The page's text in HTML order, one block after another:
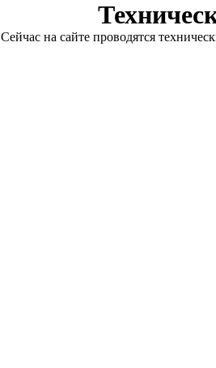
Сейчас на сайте проводятся